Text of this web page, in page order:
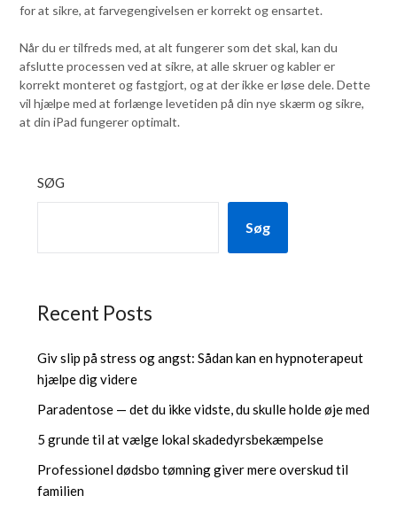
for at sikre, at farvegengivelsen er korrekt og ensartet.
Når du er tilfreds med, at alt fungerer som det skal, kan du
afslutte processen ved at sikre, at alle skruer og kabler er
korrekt monteret og fastgjort, og at der ikke er løse dele. Dette
vil hjælpe med at forlænge levetiden på din nye skærm og sikre,
at din iPad fungerer optimalt.
SØG
Søg
Recent Posts
Giv slip på stress og angst: Sådan kan en hypnoterapeut
hjælpe dig videre
Paradentose — det du ikke vidste, du skulle holde øje med
5 grunde til at vælge lokal skadedyrsbekæmpelse
Professionel dødsbo tømning giver mere overskud til
familien